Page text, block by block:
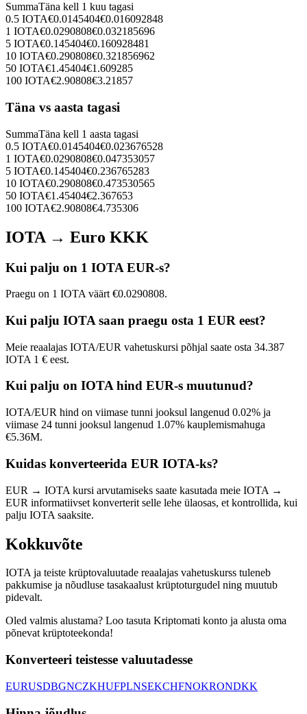
SummaTäna kell 1 kuu tagasi
0.5 IOTA€0.0145404€0.016092848
1 IOTA€0.0290808€0.032185696
5 IOTA€0.145404€0.160928481
10 IOTA€0.290808€0.321856962
50 IOTA€1.45404€1.609285
100 IOTA€2.90808€3.21857
Täna vs aasta tagasi
SummaTäna kell 1 aasta tagasi
0.5 IOTA€0.0145404€0.023676528
1 IOTA€0.0290808€0.047353057
5 IOTA€0.145404€0.236765283
10 IOTA€0.290808€0.473530565
50 IOTA€1.45404€2.367653
100 IOTA€2.90808€4.735306
IOTA → Euro KKK
Kui palju on 1 IOTA EUR-s?
Praegu on 1 IOTA väärt €0.0290808.
Kui palju IOTA saan praegu osta 1 EUR eest?
Meie reaalajas IOTA/EUR vahetuskursi põhjal saate osta 34.387
IOTA 1 € eest.
Kui palju on IOTA hind EUR-s muutunud?
IOTA/EUR hind on viimase tunni jooksul langenud 0.02% ja
viimase 24 tunni jooksul langenud 1.07% kauplemismahuga
€5.36M.
Kuidas konverteerida EUR IOTA-ks?
EUR → IOTA kursi arvutamiseks saate kasutada meie IOTA →
EUR informatiivset konverterit selle lehe ülaosas, et kontrollida, kui
palju IOTA saaksite.
Kokkuvõte
IOTA ja teiste krüptovaluutade reaalajas vahetuskurss tuleneb
pakkumise ja nõudluse tasakaalust krüptoturgudel ning muutub
pidevalt.
Oled valmis alustama? Loo tasuta Kriptomati konto ja alusta oma
põnevat krüptoteekonda!
Konverteeri teistesse valuutadesse
EURUSDBGNCZKHUFPLNSEKCHFNOKRONDKK